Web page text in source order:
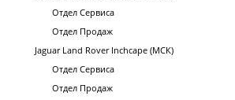
Отдел Сервиса
Отдел Продаж
Jaguar Land Rover Inchcape (МСК)
Отдел Сервиса
Отдел Продаж